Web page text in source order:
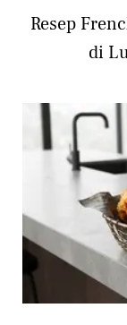
Resep
di